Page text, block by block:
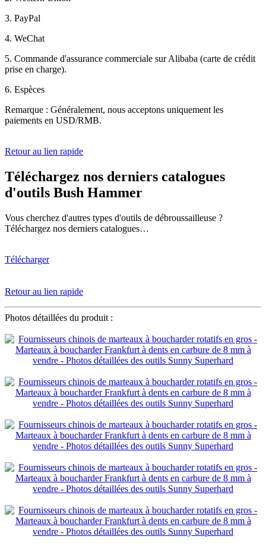
3. PayPal
4. WeChat
5. Commande d'assurance commerciale sur Alibaba (carte de crédit
prise en charge).
6. Espèces
Remarque : Généralement, nous acceptons uniquement les
paiements en USD/RMB.
Retour au lien rapide
Téléchargez nos derniers catalogues
d'outils Bush Hammer
Vous cherchez d'autres types d'outils de débroussailleuse ?
Téléchargez nos derniers catalogues…
Télécharger
Retour au lien rapide
Photos détaillées du produit :